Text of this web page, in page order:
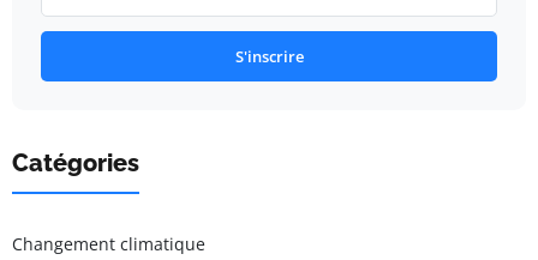
S'inscrire
Catégories
Changement climatique